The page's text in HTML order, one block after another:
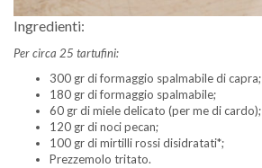
Ingredienti:
Per circa 25 tartufini:
300 gr di formaggio spalmabile di capra;
180 gr di formaggio spalmabile;
60 gr di miele delicato (per me di cardo);
120 gr di noci pecan;
100 gr di mirtilli rossi disidratati*;
Prezzemolo tritato.